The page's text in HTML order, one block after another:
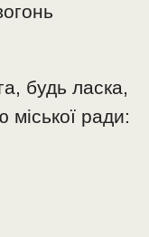
будь ласка,
міської ради: